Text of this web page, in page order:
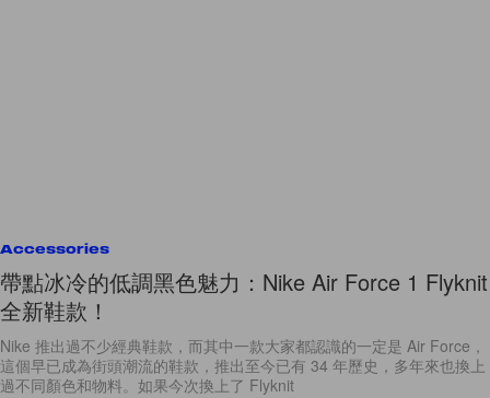
Accessories
帶點冰冷的低調黑色魅力：Nike Air Force 1 Flyknit
全新鞋款！
Nike 推出過不少經典鞋款，而其中一款大家都認識的一定是 Air Force，
這個早已成為街頭潮流的鞋款，推出至今已有 34 年歷史，多年來也換上
過不同顏色和物料。如果今次換上了 Flyknit